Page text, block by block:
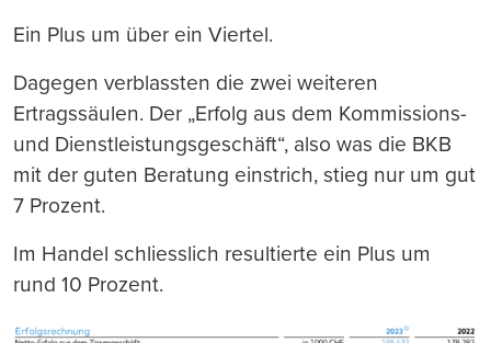
Ein Plus um über ein Viertel.
Dagegen verblassten die zwei weiteren
Ertragssäulen. Der „Erfolg aus dem Kommissions-
und Dienstleistungsgeschäft“, also was die BKB
mit der guten Beratung einstrich, stieg nur um gut
7 Prozent.
Im Handel schliesslich resultierte ein Plus um
rund 10 Prozent.